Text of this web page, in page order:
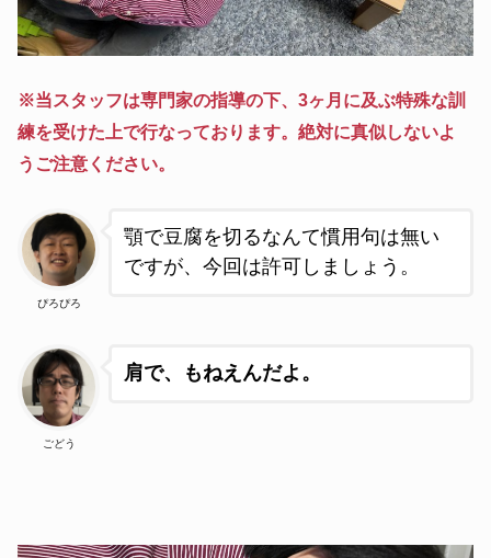
※当スタッフは専門家の指導の下、3ヶ月に及ぶ特殊な訓
練を受けた上で行なっております。絶対に真似しないよ
うご注意ください。
ぴろぴろ
顎で豆腐を切るなんて慣用句は無い
ですが、今回は許可しましょう。
ごどう
肩で、もねえんだよ。